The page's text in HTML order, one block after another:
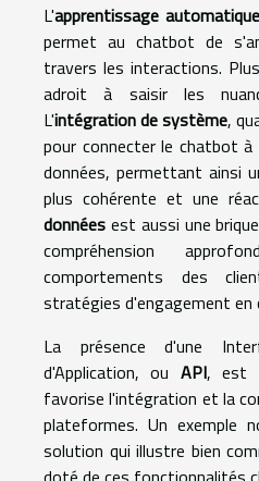
L'apprentissage automatique
permet au chatbot de
travers les interactions.
adroit à saisir les
L'intégration de système,
pour connecter le chatbot
données, permettant ainsi
plus cohérente et une
données est aussi une
compréhension
comportements des
stratégies d'engagement en
La présence d'une
d'Application, ou API, est
favorise l'intégration et la
plateformes. Un exemple
solution qui illustre bien